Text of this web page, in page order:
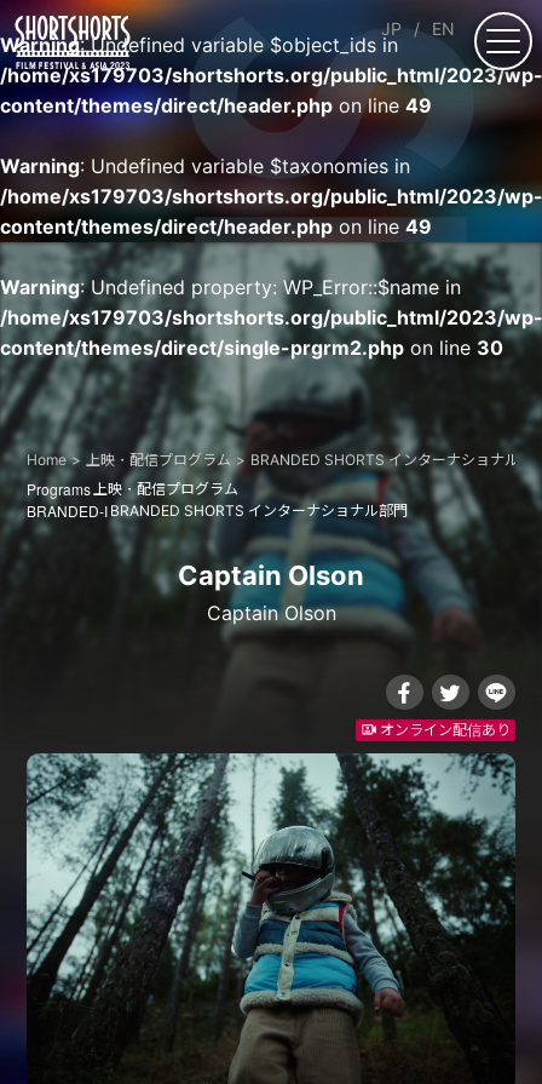
Warning: Undefined variable $object_ids in
/home/xs179703/shortshorts.org/public_html/2023/wp-
content/themes/direct/header.php on line 49
Warning: Undefined variable $taxonomies in
/home/xs179703/shortshorts.org/public_html/2023/wp-
content/themes/direct/header.php on line 49
JP EN
Warning: Undefined property: WP_Error::$name in
/home/xs179703/shortshorts.org/public_html/2023/wp-
content/themes/direct/single-prgrm2.php on line 30
Home 上映・配信プログラム BRANDED SHORTS インターナショナル部
Programs上映・配信プログラム
BRANDED-I BRANDED SHORTS インターナショナル部門
Captain Olson
Captain Olson
オンライン配信あり